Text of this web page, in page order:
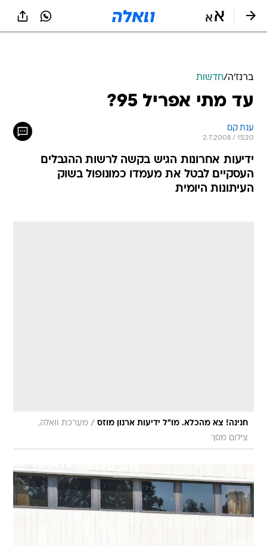
ברנז'ה/חדשות
עד מתי אפריל 95?
ענת קם
2.7.2008 / 15:20
ידיעות אחרונות הגיש בקשה לרשות ההגבלים
העסקיים לבטל את מעמדו כמונופול בשוק
העיתונות היומית
חנינה! צא מהכלא. מו"ל ידיעות ארנון מוזס / מערכת וואלה,
צילום מסך